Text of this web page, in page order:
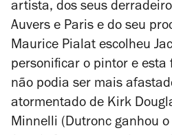
artista, dos seus
Auvers e Paris e do seu
Maurice Pialat escolheu
personificar o pintor e
não podia ser mais
atormentado de Kirk
Minnelli (Dutronc ganhou